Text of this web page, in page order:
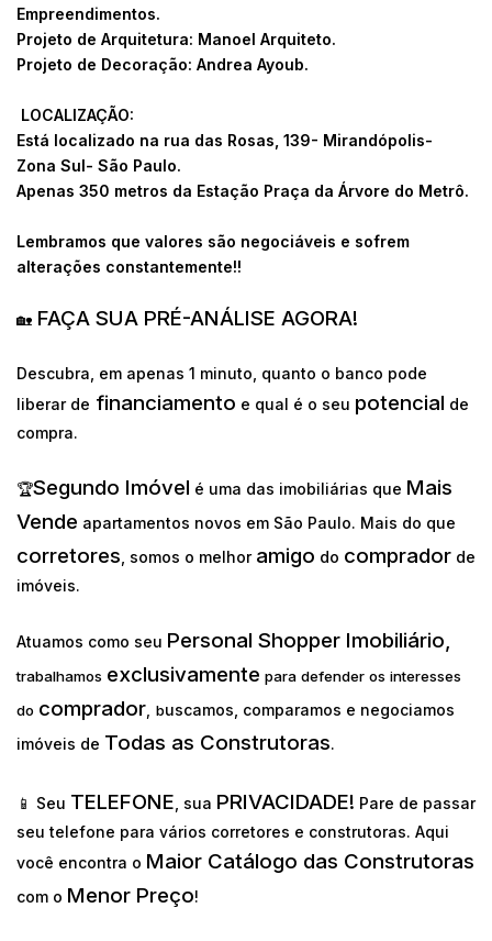
Empreendimentos.
Projeto de Arquitetura: Manoel Arquiteto.
Projeto de Decoração: Andrea Ayoub.
LOCALIZAÇÃO:
Está localizado na rua das Rosas, 139- Mirandópolis-
Zona Sul- São Paulo.
Apenas 350 metros da Estação Praça da Árvore do Metrô.
Lembramos que valores são negociáveis e sofrem
alterações constantemente!!
🏡 FAÇA SUA PRÉ-ANÁLISE AGORA!
Descubra, em apenas 1 minuto, quanto o banco pode
liberar de financiamento e qual é o seu potencial de
compra.
🏆Segundo Imóvel é uma das imobiliárias que Mais
Vende apartamentos novos em São Paulo. Mais do que
corretores , somos o melhor amigo do comprador de
imóveis.
Atuamos como seu Personal Shopper Imobiliário,
trabalhamos exclusivamente para defender os interesses
do comprador, buscamos, comparamos e negociamos
imóveis de Todas as Construtoras.
📱 Seu TELEFONE , sua PRIVACIDADE! Pare de passar
seu telefone para vários corretores e construtoras. Aqui
você encontra o Maior Catálogo das Construtoras
com o Menor Preço!